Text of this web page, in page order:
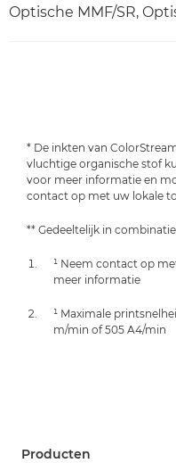
Optische MMF/SR,
* De inkten van
vluchtige organische stof
voor meer informatie en
contact op met uw lokale
** Gedeeltelijk in
¹ Neem contact op
meer informatie
¹ Maximale
m/min of 505 A4/min
Producten